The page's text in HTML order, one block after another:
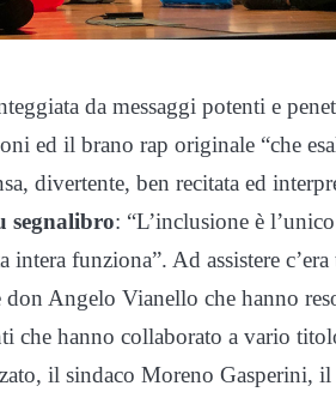
da messaggi potenti e
ed il brano rap originale “che
divertente, ben recitata ed
segnalibro: “L’inclusione è
funziona”. Ad assistere
Angelo Vianello che hanno
che hanno collaborato a vario
il sindaco Moreno Gasperini,